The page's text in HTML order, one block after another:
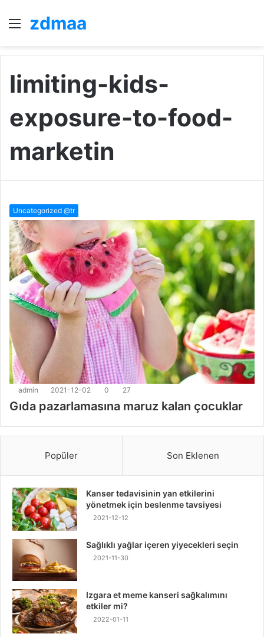
Menü
zdmaa
...
limiting-kids-
exposure-to-food-
marketin
Uncategorized @tr
admin 2021-12-02 0 27
Gıda pazarlamasına maruz kalan çocuklar
Popüler Son Eklenen
Kanser tedavisinin yan etkilerini
yönetmek için beslenme tavsiyesi
2021-12-12
Sağlıklı yağlar içeren yiyecekleri seçin
2021-11-30
Izgara et meme kanseri sağkalımını
etkiler mi?
2022-01-11